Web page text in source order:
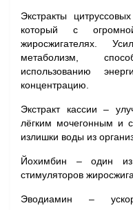
Экстракты цитруссовых
который с
жиросжигателях.
метаболизм,
использованию
концентрацию.
Экстракт кассии –
лёгким мочегонным и
излишки воды из
Йохимбин – один из
стимуляторов
Эводиамин –